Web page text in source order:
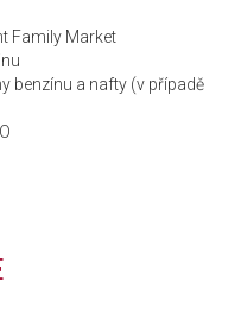
Family Market
benzínu a nafty (v případě